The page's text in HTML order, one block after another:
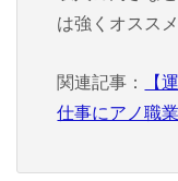
は強くオスス
関連記事：
【
仕事にアノ職